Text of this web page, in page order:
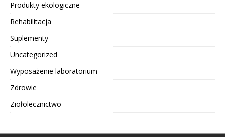
Produkty ekologiczne
Rehabilitacja
Suplementy
Uncategorized
Wyposażenie laboratorium
Zdrowie
Ziołolecznictwo